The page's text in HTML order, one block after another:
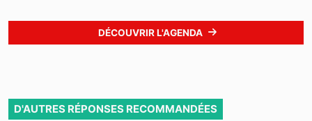
DÉCOUVRIR L'AGENDA
D'AUTRES RÉPONSES RECOMMANDÉES